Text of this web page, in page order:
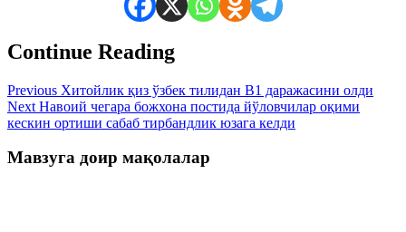
Continue Reading
Previous Хитойлик қиз ўзбек тилидан B1 даражасини олди
Next Навоий чегара божхона постида йўловчилар оқими
кескин ортиши сабаб тирбандлик юзага келди
Мавзуга доир мақолалар